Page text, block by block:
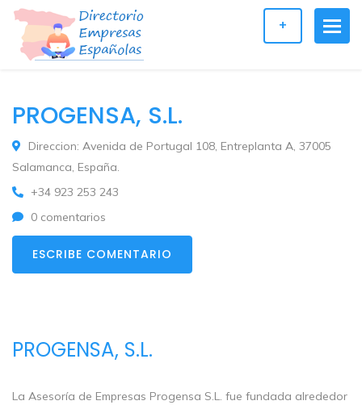
+
PROGENSA, S.L.
Direccion: Avenida de Portugal 108, Entreplanta A, 37005
Salamanca, España.
+34 923 253 243
0 comentarios
ESCRIBE COMENTARIO
PROGENSA, S.L.
La Asesoría de Empresas Progensa S.L. fue fundada alrededor